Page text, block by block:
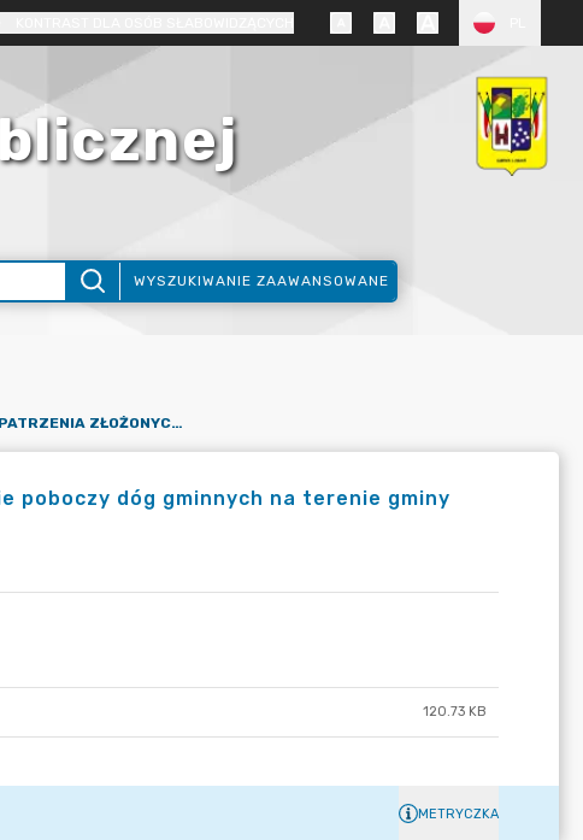
WYSZUKIWANIE ZAAWANSOWANE
PROTOKÓŁ Z ROZPATRZENIA ZŁOŻONYCH OFERT NA KOSZENIE POBOCZY DÓG GMINNYCH NA TERENIE GMINY LUBAŃ
poboczy dóg gminnych na terenie gminy
120.73 KB
METRYCZKA